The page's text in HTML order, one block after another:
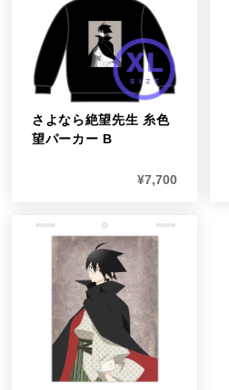
さよなら絶望先生 糸色
望パーカー B
¥7,700